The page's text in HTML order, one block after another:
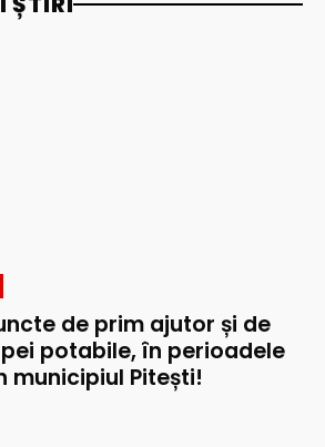
de prim ajutor și de
potabile, în perioadele
municipiul Pitești!